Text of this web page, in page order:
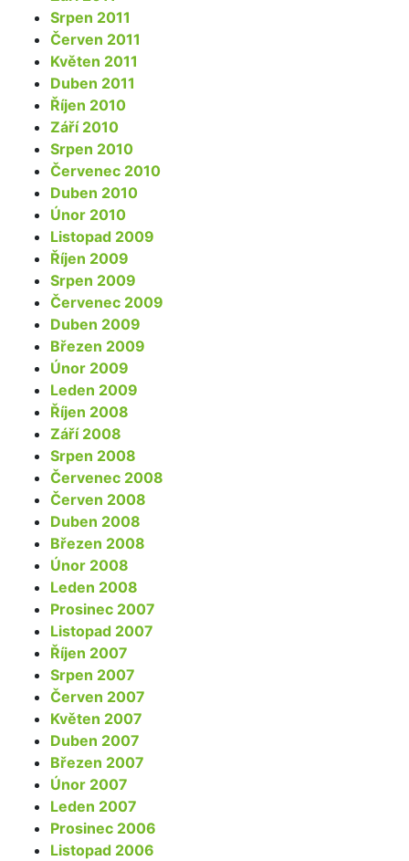
Srpen 2011
Červen 2011
Květen 2011
Duben 2011
Říjen 2010
Září 2010
Srpen 2010
Červenec 2010
Duben 2010
Únor 2010
Listopad 2009
Říjen 2009
Srpen 2009
Červenec 2009
Duben 2009
Březen 2009
Únor 2009
Leden 2009
Říjen 2008
Září 2008
Srpen 2008
Červenec 2008
Červen 2008
Duben 2008
Březen 2008
Únor 2008
Leden 2008
Prosinec 2007
Listopad 2007
Říjen 2007
Srpen 2007
Červen 2007
Květen 2007
Duben 2007
Březen 2007
Únor 2007
Leden 2007
Prosinec 2006
Listopad 2006